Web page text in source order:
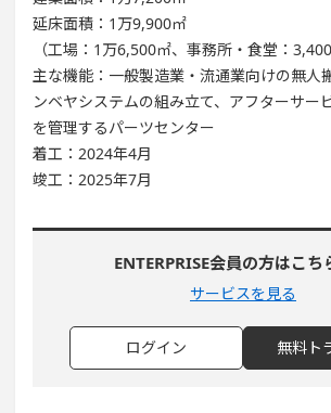
延床面積：1万9,900㎡
（工場：1万6,500㎡、事務所・食堂：3,400
主な機能：一般製造業・流通業向けの無人
ンベヤシステムの組み立て、アフターサー
を管理するパーツセンター
着工：2024年4月
竣工：2025年7月
ENTERPRISE会員の方はこち
サービスを見る
ログイン 無料ト